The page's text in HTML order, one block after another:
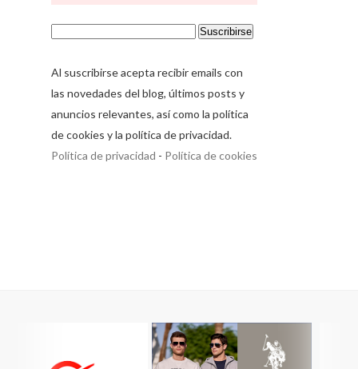
Al suscribirse acepta recibir emails con
las novedades del blog, últimos posts y
anuncios relevantes, así como la política
de cookies y la política de privacidad.
Política de privacidad - Política de cookies